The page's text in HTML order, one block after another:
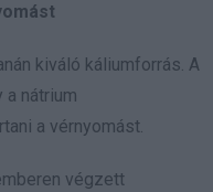
kiváló káliumforrás. A
a nátrium
a vérnyomást.
végzett